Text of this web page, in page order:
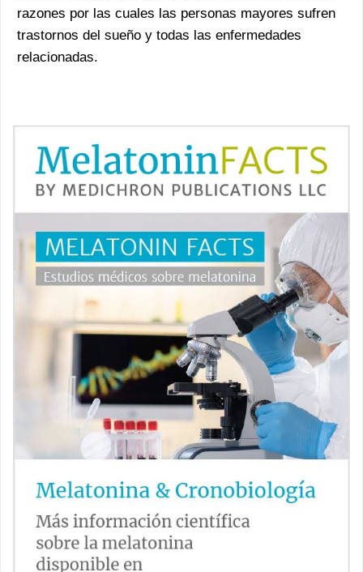
razones por las cuales las personas mayores sufren
trastornos del sueño y todas las enfermedades
relacionadas.